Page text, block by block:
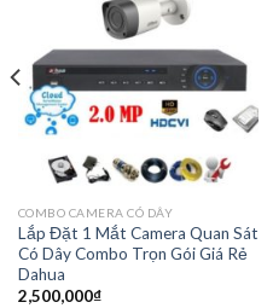
COMBO CAMERA CÓ DÂY
Lắp Đặt 1 Mắt Camera Quan Sát
Có Dây Combo Trọn Gói Giá Rẻ
Dahua
2,500,000₫